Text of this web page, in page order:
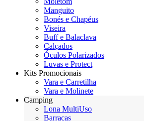
Manguito
Bonés e Chapéus
Viseira
Buff e Balaclava
Calçados
Óculos Polarizados
Luvas e Protect
Kits Promocionais
Vara e Carretilha
Vara e Molinete
Camping
Lona MultiUso
Barracas